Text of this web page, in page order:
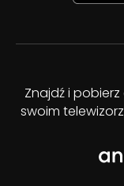
Znajdź i
swoim